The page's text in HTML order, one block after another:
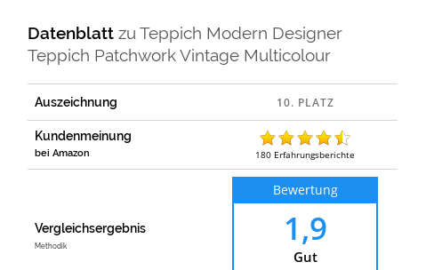
DatenblattzuTeppich Modern Designer
Teppich Patchwork Vintage Multicolour
Auszeichnung
Kundenmeinung
bei Amazon 180 Erfahrungsberichte
Vergleichsergebnis
Methodik
Bewertung
1,9
Gut